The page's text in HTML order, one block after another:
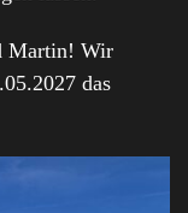
Martin! Wir
das